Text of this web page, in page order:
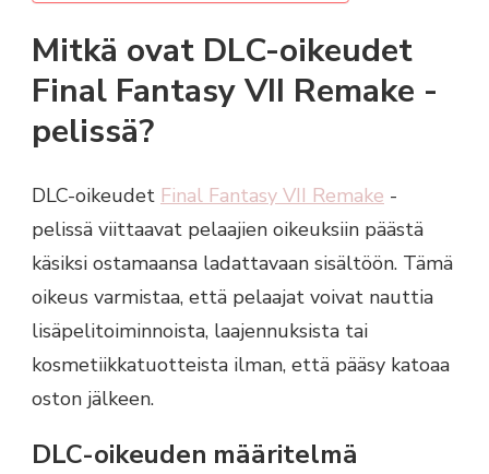
Mitkä ovat DLC-oikeudet
Final Fantasy VII Remake -
pelissä?
DLC-oikeudet Final Fantasy VII Remake -
pelissä viittaavat pelaajien oikeuksiin päästä
käsiksi ostamaansa ladattavaan sisältöön. Tämä
oikeus varmistaa, että pelaajat voivat nauttia
lisäpelitoiminnoista, laajennuksista tai
kosmetiikkatuotteista ilman, että pääsy katoaa
oston jälkeen.
DLC-oikeuden määritelmä